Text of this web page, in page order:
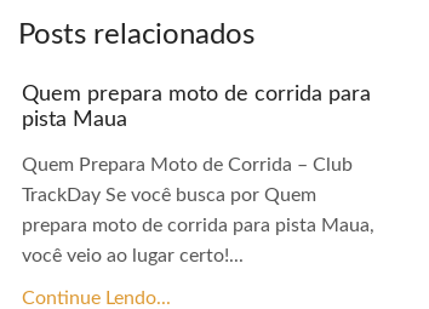
Posts relacionados
Quem prepara moto de corrida para
pista Maua
Quem Prepara Moto de Corrida – Club
TrackDay Se você busca por Quem
prepara moto de corrida para pista Maua,
você veio ao lugar certo!...
Continue Lendo...